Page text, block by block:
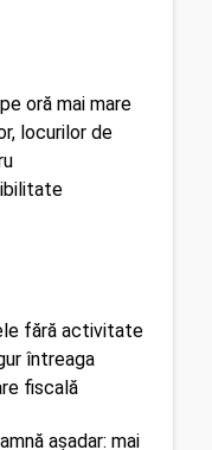
oră mai mare
locurilor de
fără activitate
întreaga
fiscală
așadar: mai